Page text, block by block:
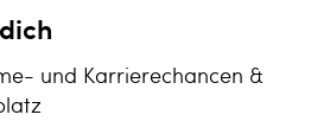
und Karrierechancen &